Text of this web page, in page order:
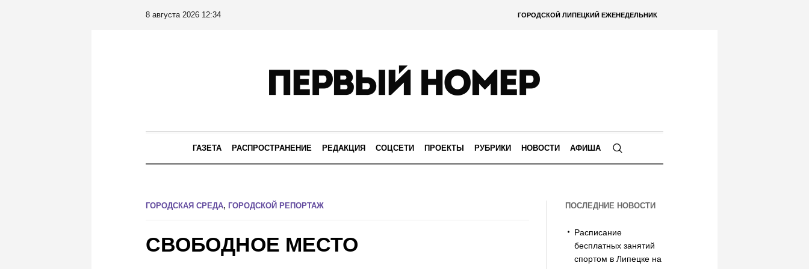
ГОРОДСКОЙ ЛИПЕЦКИЙ ЕЖЕНЕДЕЛЬНИК
8 августа 2026 12:34
ГАЗЕТА РАСПРОСТРАНЕНИЕ РЕДАКЦИЯ СОЦСЕТИ ПРОЕКТЫ РУБРИКИ НОВОСТИ АФИША
ГОРОДСКАЯ СРЕДА, ГОРОДСКОЙ РЕПОРТАЖ
СВОБОДНОЕ МЕСТО
ПОСЛЕДНИЕ НОВОСТИ
Расписание
бесплатных занятий
спортом в Липецке на